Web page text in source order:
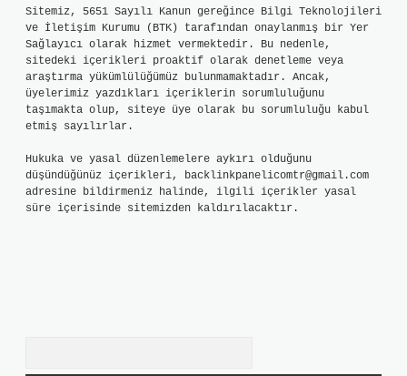
Sitemiz, 5651 Sayılı Kanun gereğince Bilgi Teknolojileri
ve İletişim Kurumu (BTK) tarafından onaylanmış bir Yer
Sağlayıcı olarak hizmet vermektedir. Bu nedenle,
sitedeki içerikleri proaktif olarak denetleme veya
araştırma yükümlülüğümüz bulunmamaktadır. Ancak,
üyelerimiz yazdıkları içeriklerin sorumluluğunu
taşımakta olup, siteye üye olarak bu sorumluluğu kabul
etmiş sayılırlar.
Hukuka ve yasal düzenlemelere aykırı olduğunu
düşündüğünüz içerikleri, backlinkpanelicomtr@gmail.com
adresine bildirmeniz halinde, ilgili içerikler yasal
süre içerisinde sitemizden kaldırılacaktır.